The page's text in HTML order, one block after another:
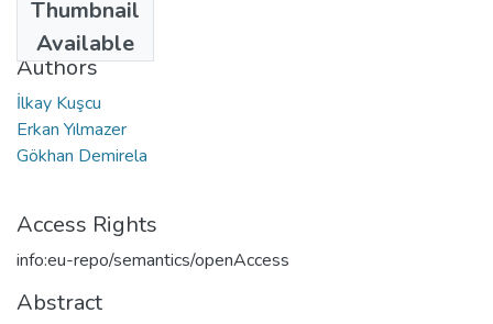
Thumbnail
Available
2002
Authors
İlkay Kuşcu
Erkan Yılmazer
Gökhan Demirela
Access Rights
info:eu-repo/semantics/openAccess
Abstract